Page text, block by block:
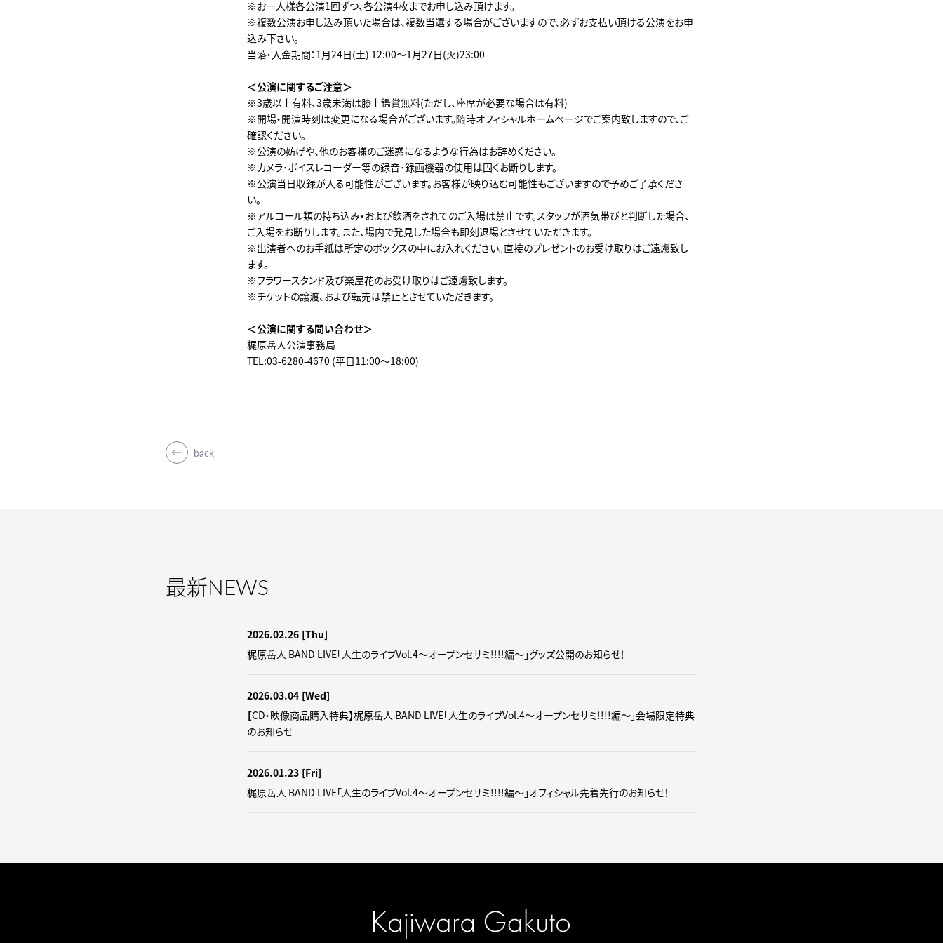
※お一人様各公演1回ずつ、各公演4枚までお申し込み頂けます。
※複数公演お申し込み頂いた場合は、複数当選する場合がございますので、必ずお支払い頂ける公演をお申
込み下さい。
当落・入金期間：1月24日(土) 12:00～1月27日(火)23:00
＜公演に関するご注意＞
※3歳以上有料、3歳未満は膝上鑑賞無料(ただし、座席が必要な場合は有料)
※開場・開演時刻は変更になる場合がございます。随時オフィシャルホームページでご案内致しますので、ご
確認ください。
※公演の妨げや、他のお客様のご迷惑になるような行為はお辞めください。
※カメラ･ボイスレコーダー等の録音･録画機器の使用は固くお断りします。
※公演当日収録が入る可能性がございます。お客様が映り込む可能性もございますので予めご了承くださ
い。
※アルコール類の持ち込み・および飲酒をされてのご入場は禁止です。スタッフが酒気帯びと判断した場合、
ご入場をお断りします。また、場内で発見した場合も即刻退場とさせていただきます。
※出演者へのお手紙は所定のボックスの中にお入れください。直接のプレゼントのお受け取りはご遠慮致し
ます。
※フラワースタンド及び楽屋花のお受け取りはご遠慮致します。
※チケットの譲渡、および転売は禁止とさせていただきます。
＜公演に関する問い合わせ＞
梶原岳人公演事務局
TEL:03-6280-4670 (平日11:00～18:00)
back
最新NEWS
2026.02.26 [Thu]
梶原岳人 BAND LIVE「人生のライブVol.4～オープンセサミ!!!!編～」グッズ公開のお知らせ！
2026.03.04 [Wed]
【CD・映像商品購入特典】梶原岳人 BAND LIVE「人生のライブVol.4～オープンセサミ!!!!編～」会場限定特典
のお知らせ
2026.01.23 [Fri]
梶原岳人 BAND LIVE「人生のライブVol.4～オープンセサミ!!!!編～」オフィシャル先着先行のお知らせ！